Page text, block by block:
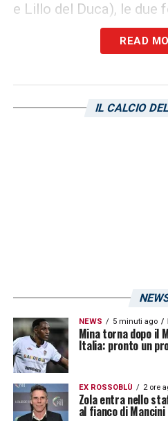
e Lillo del Duca), le due
due traghettatori
Roberto Breda
ultime cinque partite
loro parte la spinta del
LA PLAYLIST DELLE
READ
IL CALCIO
NEWS 5 minuti ago
Mina torna dopo il
Italia: pronto un
EX ROSSOBLÙ 2 ore
Zola entra nello
al fianco di